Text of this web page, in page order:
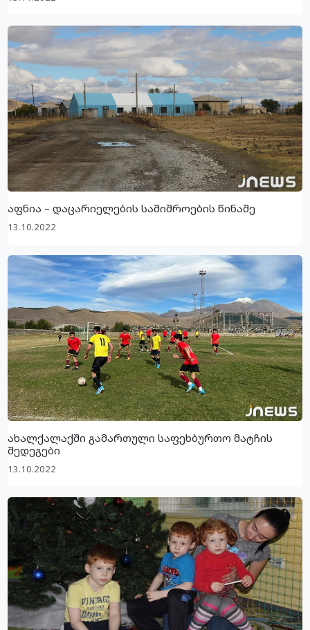
აფნია – დაცარიელების საშიშროების წინაშე
13.10.2022
ახალქალაქში გამართული საფეხბურთო მატჩის
შედეგები
13.10.2022